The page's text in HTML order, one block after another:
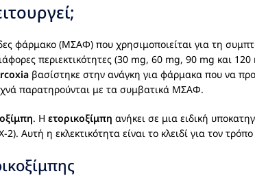
φάρμακο (ΜΣΑΦ) που χρησιμοποιείται για τη
περιεκτικότητες (30 mg, 60 mg, 90 mg και
βασίστηκε στην ανάγκη για φάρμακα που να
παρατηρούνται με τα συμβατικά ΜΣΑΦ.
. Η ετορικοξίμπη ανήκει σε μια ειδική
2). Αυτή η εκλεκτικότητα είναι το κλειδί για τον